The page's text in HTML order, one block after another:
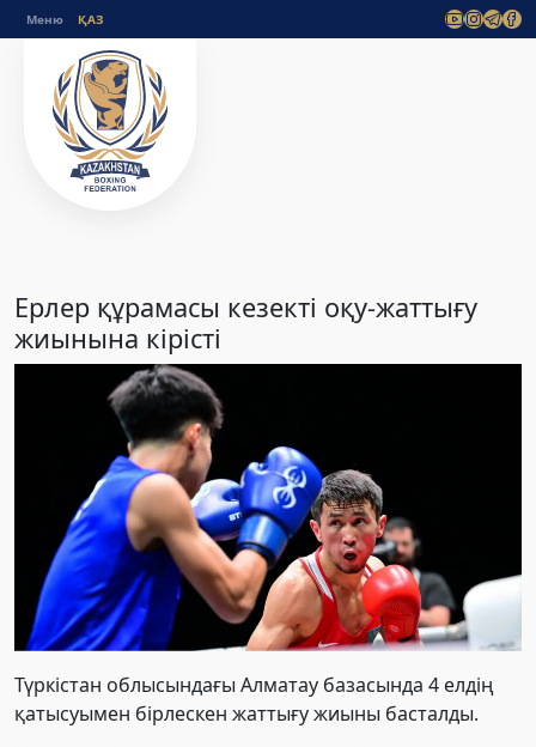
Меню
Ерлер құрамасы кезекті оқу-жаттығу
жиынына кірісті
Түркістан облысындағы Алматау базасында 4 елдің
қатысуымен бірлескен жаттығу жиыны басталды.